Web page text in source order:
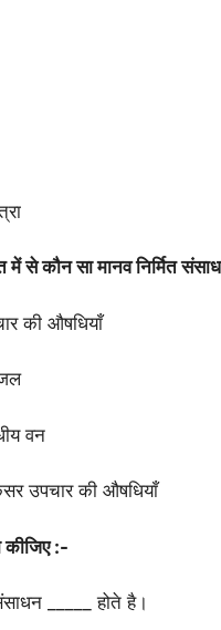
से कौन सा मानव निर्मित
की औषधियाँ
वन
उपचार की औषधियाँ
:-
_____ होते है।